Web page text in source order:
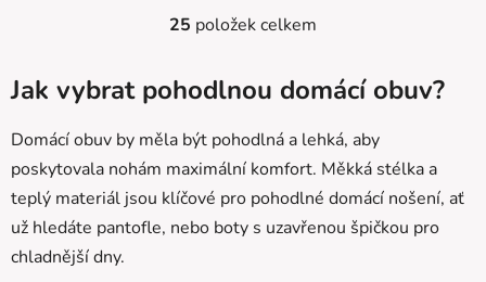
O
l
á
d
a
c
í
p
25 položek celkem
Jak vybrat pohodlnou domácí obuv?
Domácí obuv by měla být pohodlná a lehká, aby
poskytovala nohám maximální komfort. Měkká stélka a
teplý materiál jsou klíčové pro pohodlné domácí nošení, ať
už hledáte pantofle, nebo boty s uzavřenou špičkou pro
chladnější dny.